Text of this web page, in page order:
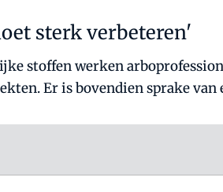
sterk verbeteren'
stoffen werken
Er is bovendien sprake